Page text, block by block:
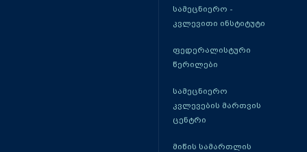
სამეცნიერო -
კვლევითი ინსტიტუტი
ფედერალისტური
წერილები
სამეცნიერო
კვლევების მართვის
ცენტრი
მიწის სამართლის